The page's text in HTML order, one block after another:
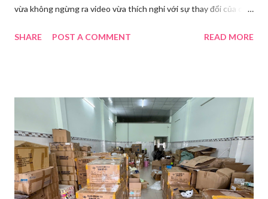
vừa không ngừng ra video vừa thích nghi với sự thay đổi của các
Huawei tại Hội nghị Di động Thế giới tại Thượng Hải năm 2021.
thay đồ. Chỉ trong vài phút, phòng khách được sắp xếp lại. Hai
đèn chiếu ngược sáng bật lên. Một chiếc điện thoại được gắn cố
định. Cả ba người vào vị trí. Wu đã chuẩn bị sẵn lời thoại và trao
đổi trước cách diễn đạt với ông và mẹ, thậm chí còn bàn xem
dùng từ nào trong phương ngữ Thượng Hải nghe tự nhiên nhất
trên camera. Ông cô nhăn mặt khi nghe giải thích về Thế vận
SHARE POST A COMMENT READ MORE